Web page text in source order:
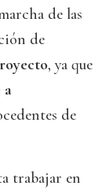
de las
de
, ya que
de
trabajar en